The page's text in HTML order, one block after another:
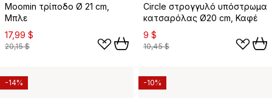
Moomin τρίποδο Ø 21 cm,
Μπλε
17,99 $
20,15 $
Circle στρογγυλό υπόστρωμα
κατσαρόλας Ø20 cm, Καφέ
9 $
10,45 $
-14% -10%